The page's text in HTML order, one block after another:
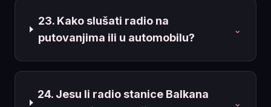
23. Kako slušati radio na
putovanjima ili u automobilu?
⌄
24. Jesu li radio stanice Balkana
⌄